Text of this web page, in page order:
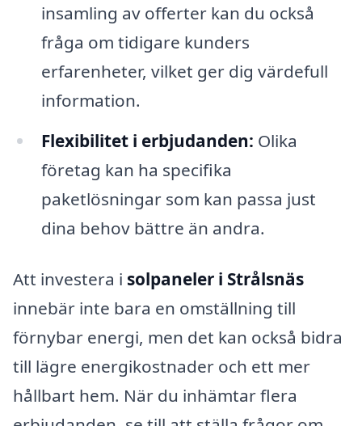
insamling av offerter kan du också
fråga om tidigare kunders
erfarenheter, vilket ger dig värdefull
information.
Flexibilitet i erbjudanden: Olika
företag kan ha specifika
paketlösningar som kan passa just
dina behov bättre än andra.
Att investera i solpaneler i Strålsnäs
innebär inte bara en omställning till
förnybar energi, men det kan också bidra
till lägre energikostnader och ett mer
hållbart hem. När du inhämtar flera